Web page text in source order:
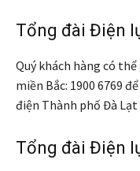
Tổng đài Điện
Quý khách hàng có
miền Bắc: 1900 6769
điện Thành phố Đà
Tổng đài Điện